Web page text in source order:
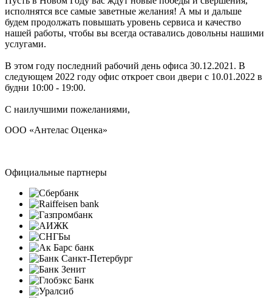
исполнятся все самые заветные желания! А мы и дальше
будем продолжать повышать уровень сервиса и качество
нашей работы, чтобы вы всегда оставались довольны нашими
услугами.
В этом году последний рабочий день офиса 30.12.2021. В
следующем 2022 году офис откроет свои двери с 10.01.2022 в
будни 10:00 - 19:00.
С наилучшими пожеланиями,
ООО «Антелас Оценка»
Официальные партнеры